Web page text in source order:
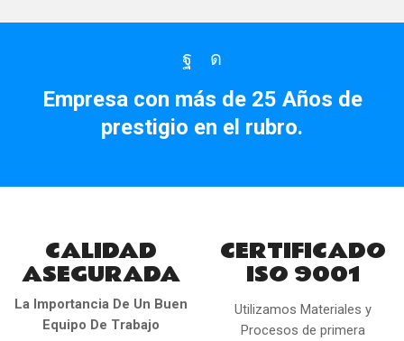
Facebook
Instagram
Empresa con más de 25 Años de
prestigio en el rubro.
CALIDAD
ASEGURADA
La Importancia De Un Buen
Equipo De Trabajo
CERTIFICADO
ISO 9001
Utilizamos Materiales y
Procesos de primera